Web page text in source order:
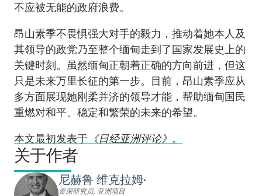
不应被无能的政府浪费。
昂山素季不畏惧强大对手的毅力，推动着她本人及
其领导的政党乃至整个缅甸走到了国家发展史上的
关键时刻。虽然缅甸正朝着正确的方向前进，但这
只是未来万里长征的第一步。目前，昂山素季应从
多方面展现她刚柔并济的领导才能，帮助缅甸国民
重燃对和平、稳定和繁荣的未来的希望。
本文最初发表于 《日经亚洲评论》 。
关于作者
尼赫鲁 维克拉姆•
资深研究员, 亚洲项目